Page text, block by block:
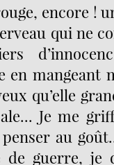
encore !
qui ne
en mangeant
qu’elle
Je me
au
de guerre, je